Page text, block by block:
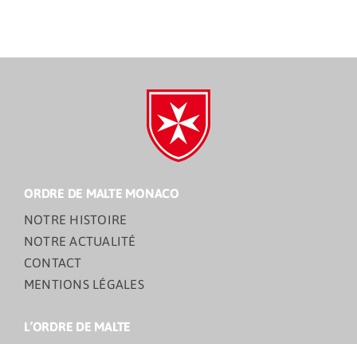
ORDRE DE MALTE MONACO
NOTRE HISTOIRE
NOTRE ACTUALITÉ
CONTACT
MENTIONS LÉGALES
L’ORDRE DE MALTE